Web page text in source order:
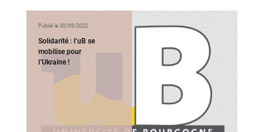
Publié le 30/05/2022
Solidarité : l’uB se
mobilise pour
l’Ukraine !